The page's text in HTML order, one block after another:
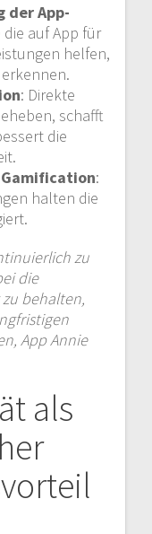
der App-
die auf App für
helfen,
: Direkte
schafft
die
:
halten die
zu
die
behalten,
App Annie
als